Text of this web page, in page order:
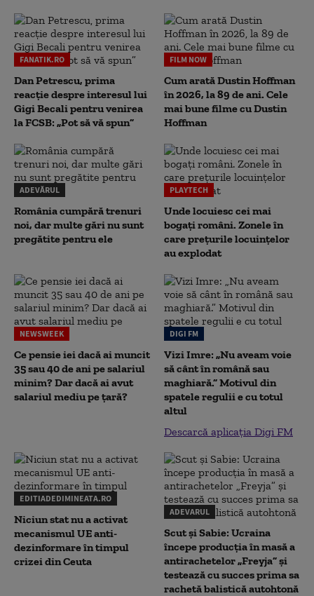
FANATIK.RO
Dan Petrescu, prima
reacție despre interesul lui
Gigi Becali pentru venirea
la FCSB: „Pot să vă spun”
FILM NOW
Cum arată Dustin Hoffman
în 2026, la 89 de ani. Cele
mai bune filme cu Dustin
Hoffman
ADEVĂRUL
România cumpără trenuri
noi, dar multe gări nu sunt
pregătite pentru ele
PLAYTECH
Unde locuiesc cei mai
bogați români. Zonele în
care prețurile locuințelor
au explodat
NEWSWEEK
Ce pensie iei dacă ai muncit
35 sau 40 de ani pe salariul
minim? Dar dacă ai avut
salariul mediu pe țară?
DIGI FM
Vizi Imre: „Nu aveam voie
să cânt în română sau
maghiară.” Motivul din
spatele regulii e cu totul
altul
Descarcă aplicația Digi FM
EDITIADEDIMINEATA.RO
Niciun stat nu a activat
mecanismul UE anti-
dezinformare în timpul
crizei din Ceuta
ADEVARUL
Scut și Sabie: Ucraina
începe producția în masă a
antirachetelor „Freyja” și
testează cu succes prima sa
rachetă balistică autohtonă